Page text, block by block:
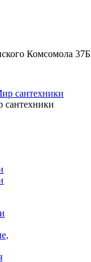
Комсомола 37Б
сантехники